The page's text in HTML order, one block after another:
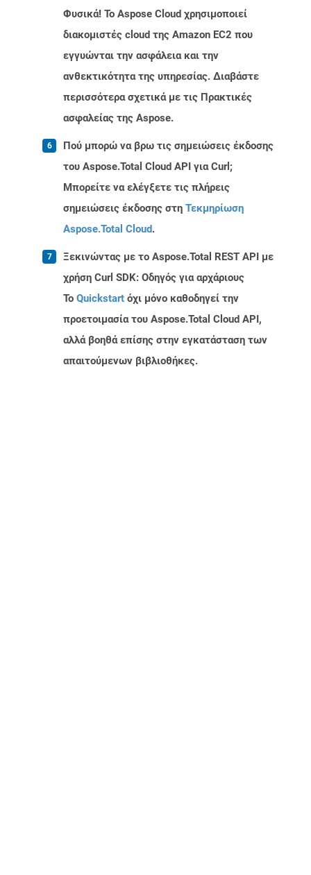
Φυσικά! Το Aspose Cloud χρησιμοποιεί
διακομιστές cloud της Amazon EC2 που
εγγυώνται την ασφάλεια και την
ανθεκτικότητα της υπηρεσίας. Διαβάστε
περισσότερα σχετικά με τις Πρακτικές
ασφαλείας της Aspose.
Πού μπορώ να βρω τις σημειώσεις έκδοσης
του Aspose.Total Cloud API για Curl;
Μπορείτε να ελέγξετε τις πλήρεις
σημειώσεις έκδοσης στη Τεκμηρίωση
Aspose.Total Cloud.
Ξεκινώντας με το Aspose.Total REST API με
χρήση Curl SDK: Οδηγός για αρχάριους
Το Quickstart όχι μόνο καθοδηγεί την
προετοιμασία του Aspose.Total Cloud API,
αλλά βοηθά επίσης στην εγκατάσταση των
απαιτούμενων βιβλιοθήκες.